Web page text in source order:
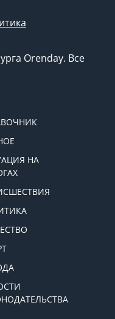
Orenday. Все
НА